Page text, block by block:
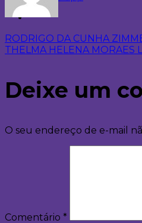
RODRIGO DA CUNHA
THELMA HELENA MORAES
Deixe um
O seu endereço de e-mail
Comentário *